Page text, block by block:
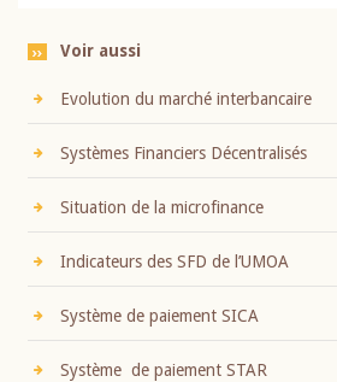
Voir aussi
Evolution du marché interbancaire
Systèmes Financiers Décentralisés
Situation de la microfinance
Indicateurs des SFD de l’UMOA
Système de paiement SICA
Système de paiement STAR